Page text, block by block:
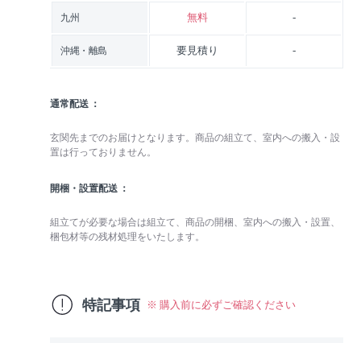
九州 無料 -
沖縄・離島 要見積り -
通常配送
玄関先までのお届けとなります。商品の組立て、室内への搬入・設
置は行っておりません。
開梱・設置配送
組立てが必要な場合は組立て、商品の開梱、室内への搬入・設置、
梱包材等の残材処理をいたします。
特記事項 ※ 購入前に必ずご確認ください